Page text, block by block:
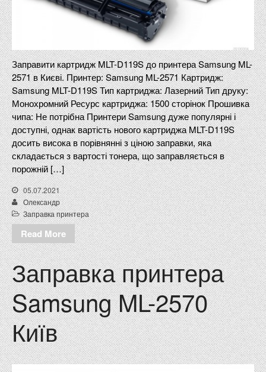
Заправити картридж MLT-D119S до принтера Samsung ML-
2571 в Києві. Принтер: Samsung ML-2571 Картридж:
Samsung MLT-D119S Тип картриджа: Лазерний Тип друку:
Монохромний Ресурс картриджа: 1500 сторінок Прошивка
чипа: Не потрібна Принтери Samsung дуже популярні і
доступні, однак вартість нового картриджа MLT-D119S
досить висока в порівнянні з ціною заправки, яка
складається з вартості тонера, що заправляється в
порожній […]
05.07.2021
Олександр
Заправка принтера
Read More
Заправка принтера
Samsung ML-2570
Київ